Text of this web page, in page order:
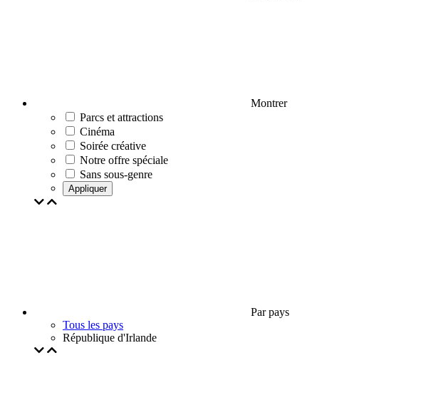
Montrer
Parcs et attractions
Cinéma
Soirée créative
Notre offre spéciale
Sans sous-genre
Appliquer
Par pays
Tous les pays
République d'Irlande